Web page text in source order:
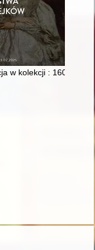
oblatów
w kolekcji : 160.
peasant activist